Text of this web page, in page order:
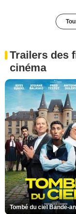
Trailers des
cinéma
Tombé du ciel Bande-